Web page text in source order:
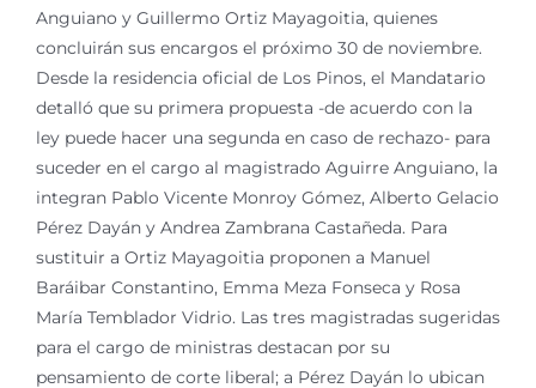
Anguiano y Guillermo Ortiz Mayagoitia, quienes
concluirán sus encargos el próximo 30 de noviembre.
Desde la residencia oficial de Los Pinos, el Mandatario
detalló que su primera propuesta -de acuerdo con la
ley puede hacer una segunda en caso de rechazo- para
suceder en el cargo al magistrado Aguirre Anguiano, la
integran Pablo Vicente Monroy Gómez, Alberto Gelacio
Pérez Dayán y Andrea Zambrana Castañeda. Para
sustituir a Ortiz Mayagoitia proponen a Manuel
Baráibar Constantino, Emma Meza Fonseca y Rosa
María Temblador Vidrio. Las tres magistradas sugeridas
para el cargo de ministras destacan por su
pensamiento de corte liberal; a Pérez Dayán lo ubican